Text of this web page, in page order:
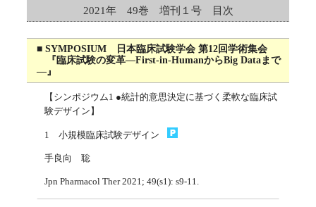
2021年 49巻 増刊１号 目次
■ SYMPOSIUM 日本臨床試験学会 第12回学術集会
『臨床試験の変革—First-in-HumanからBig Dataまで
—』
【シンポジウム1 ●統計的意思決定に基づく柔軟な臨床試
験デザイン】
1 小規模臨床試験デザイン
手良向 聡
Jpn Pharmacol Ther 2021; 49(s1): s9-11.